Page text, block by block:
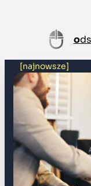
o
[najnowsze]